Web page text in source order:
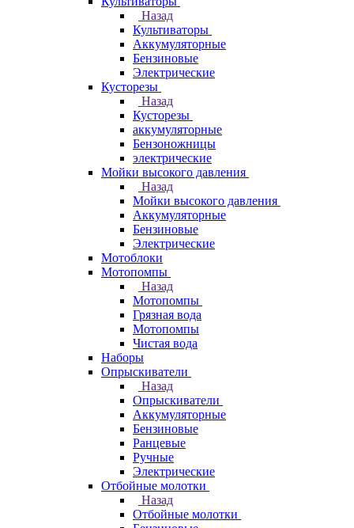
Назад
Культиваторы
Аккумуляторные
Бензиновые
Электрические
Кусторезы
Назад
Кусторезы
аккумуляторные
Бензоножницы
электрические
Мойки высокого давления
Назад
Мойки высокого давления
Аккумуляторные
Бензиновые
Электрические
Мотоблоки
Мотопомпы
Назад
Мотопомпы
Грязная вода
Мотопомпы
Чистая вода
Наборы
Опрыскиватели
Назад
Опрыскиватели
Аккумуляторные
Бензиновые
Ранцевые
Ручные
Электрические
Отбойные молотки
Назад
Отбойные молотки